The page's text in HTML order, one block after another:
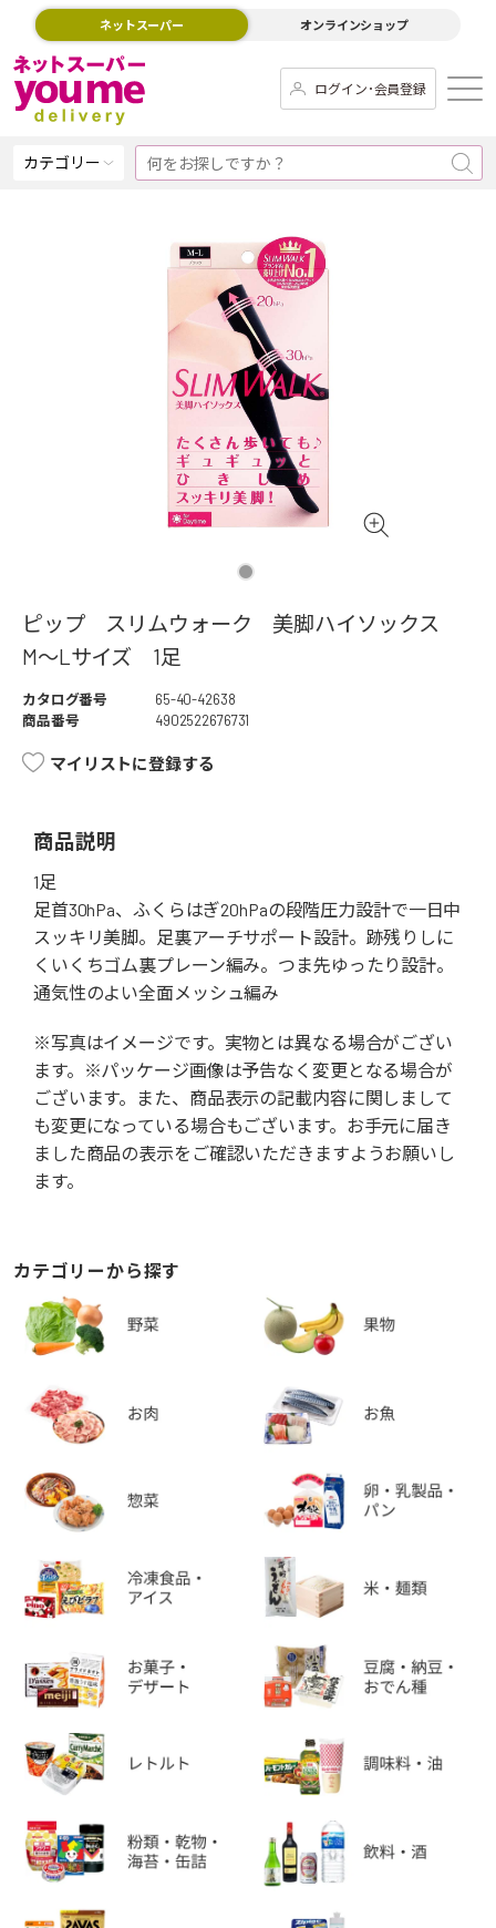
ネットスーパー オンラインショップ
ログイン･会員登録
カテゴリー
ピップ スリムウォーク 美脚ハイソックス
M～Lサイズ 1足
カタログ番号
65-40-42638
商品番号
4902522676731
マイリストに登録する
商品説明
1足
足首30hPa、ふくらはぎ20hPaの段階圧力設計で一日中
スッキリ美脚。足裏アーチサポート設計。跡残りしに
くいくちゴム裏プレーン編み。つま先ゆったり設計。
通気性のよい全面メッシュ編み
※写真はイメージです。実物とは異なる場合がござい
ます。※パッケージ画像は予告なく変更となる場合が
ございます。また、商品表示の記載内容に関しまして
も変更になっている場合もございます。お手元に届き
ました商品の表示をご確認いただきますようお願いし
ます。
カテゴリーから探す